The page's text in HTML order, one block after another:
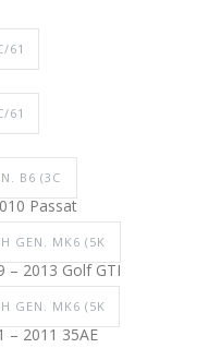
61
61
B6 (3C
Passat
GEN. MK6 (5K
– 2013 Golf GTI
GEN. MK6 (5K
– 2011 35AE